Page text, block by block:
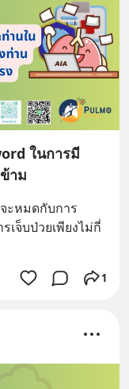
มองข้าม
ะหมดกับการ
เจ็บป่วยเพียงไม่กี่
1